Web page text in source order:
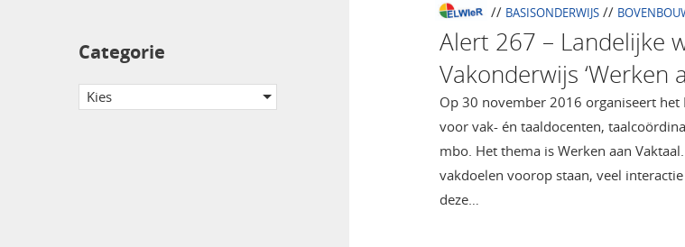
Categorie
Kies
// BASISONDERWIJS //
Alert 267 – Landelijke
Vakonderwijs ‘Werken
Op 30 november 2016 organiseert
voor vak- én taaldocenten,
mbo. Het thema is Werken aan
vakdoelen voorop staan, veel
deze…